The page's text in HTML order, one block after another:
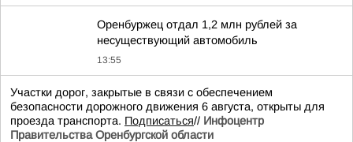
Оренбуржец отдал 1,2 млн рублей за
несуществующий автомобиль
13:55
Участки дорог, закрытые в связи с обеспечением
безопасности дорожного движения 6 августа, открыты для
проезда транспорта. Подписаться// Инфоцентр
Правительства Оренбургской области